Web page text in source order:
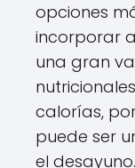
opciones
incorporar
una gran
calorías,
puede ser
el desayuno.